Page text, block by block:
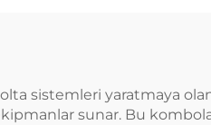
sistemleri yaratmaya olan
sunar. Bu